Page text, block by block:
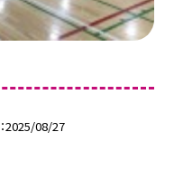
2025/08/27